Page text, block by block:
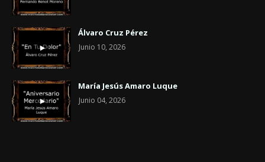
Álvaro Cruz Pérez
Junio 10, 2026
María Jesús Amaro Luque
Junio 04, 2026